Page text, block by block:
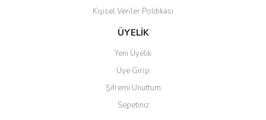
Kişisel Veriler Politikası
ÜYELİK
Yeni Üyelik
Üye Girişi
Şifremi Unuttum
Sepetiniz